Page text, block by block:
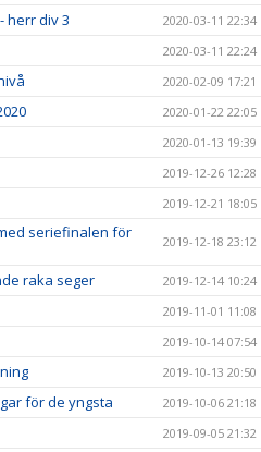
herr div 3 2020-03-11 22:34
2020-03-11 22:24
2020-02-09 17:21
2020-01-22 22:05
2020-01-13 19:39
2019-12-26 12:28
2019-12-21 18:05
seriefinalen för
2019-12-18 23:12
raka seger 2019-12-14 10:24
2019-11-01 11:08
2019-10-14 07:54
2019-10-13 20:50
för de yngsta 2019-10-06 21:18
2019-09-05 21:32